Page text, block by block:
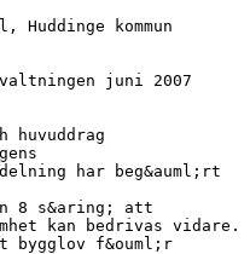
Huddinge kommun
juni 2007
huvuddrag
har beg&auml;rt
8 s&aring; att
kan bedrivas vidare.
bygglov f&ouml;r